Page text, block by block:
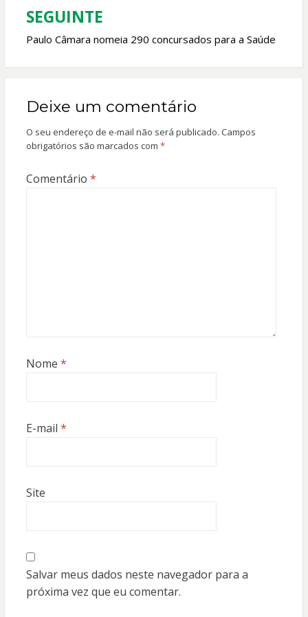
SEGUINTE
Paulo Câmara nomeia 290 concursados para a Saúde
Deixe um comentário
O seu endereço de e-mail não será publicado. Campos
obrigatórios são marcados com *
Comentário *
Nome *
E-mail *
Site
Salvar meus dados neste navegador para a
próxima vez que eu comentar.